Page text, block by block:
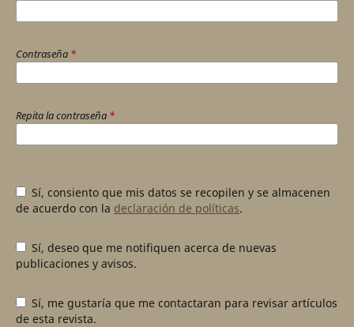
Contraseña *
Repita la contraseña *
Sí, consiento que mis datos se recopilen y se almacenen
de acuerdo con la declaración de políticas.
Sí, deseo que me notifiquen acerca de nuevas
publicaciones y avisos.
Sí, me gustaría que me contactaran para revisar artículos
de esta revista.